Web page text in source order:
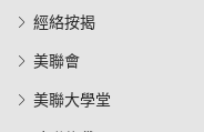
經絡按揭
美聯會
美聯大學堂